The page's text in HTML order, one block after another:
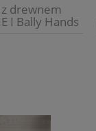
drewnem
I Bally Hands